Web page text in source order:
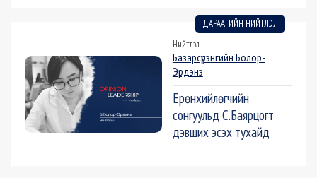
ДАРААГИЙН НИЙТЛЭЛ
Нийтлэл
Базарсүрэнгийн Болор-
Эрдэнэ
Ерөнхийлөгчийн
сонгуульд С.Баярцогт
дэвших эсэх тухайд